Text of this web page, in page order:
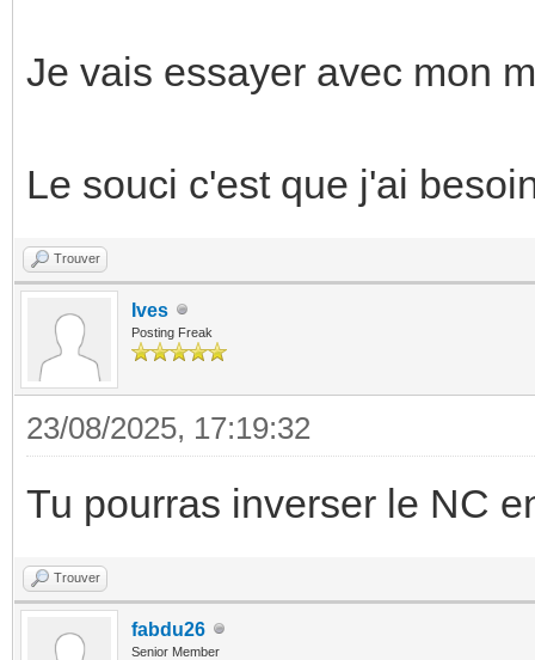
Je vais essayer avec mon
Le souci c'est que j'ai
Trouver
Ives
Posting Freak
23/08/2025, 17:19:32
Tu pourras inverser le NC
Trouver
fabdu26
Senior Member